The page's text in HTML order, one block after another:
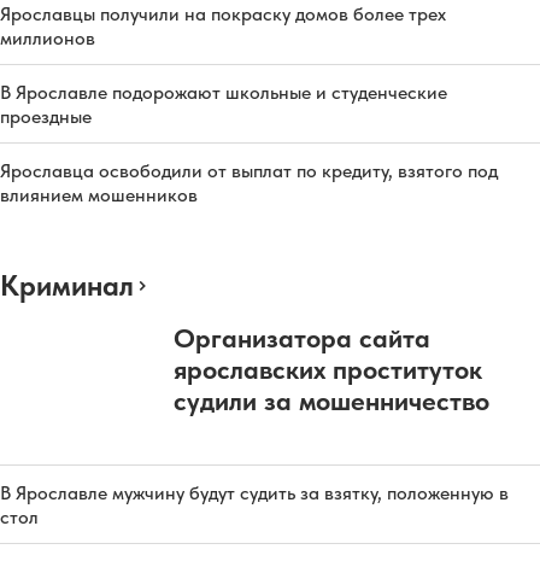
Ярославцы получили на покраску домов более трех
миллионов
В Ярославле подорожают школьные и студенческие
проездные
Ярославца освободили от выплат по кредиту, взятого под
влиянием мошенников
Криминал
Организатора сайта
ярославских проституток
судили за мошенничество
В Ярославле мужчину будут судить за взятку, положенную в
стол